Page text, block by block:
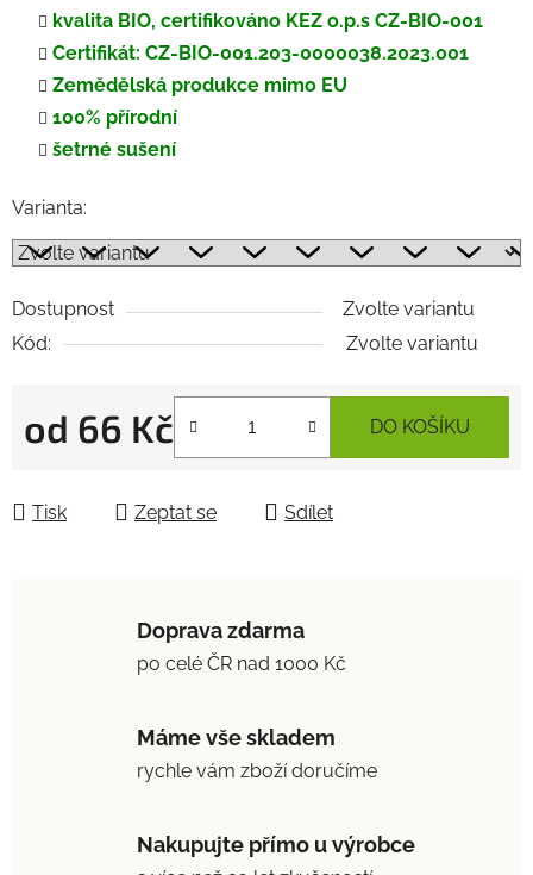
kvalita BIO, certifikováno KEZ o.p.s CZ-BIO-001
Certifikát: CZ-BIO-001.203-0000038.2023.001
Zemědělská produkce mimo EU
100% přírodní
šetrné sušení
Varianta:
Dostupnost
Zvolte variantu
Kód:
Zvolte variantu
od 66 Kč DO KOŠÍKU
Tisk Zeptat se Sdílet
Doprava zdarma
po celé ČR nad 1000 Kč
Máme vše skladem
rychle vám zboží doručíme
Nakupujte přímo u výrobce